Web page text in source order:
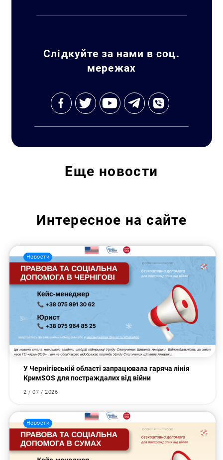
Слідкуйте за нами в соц.
мережах
Еще новости
Интересное на сайте
Новости
У Чернігівській області запрацювала гаряча лінія
КримSOS для постраждалих від війни
2 / 07 / 2026
Новости